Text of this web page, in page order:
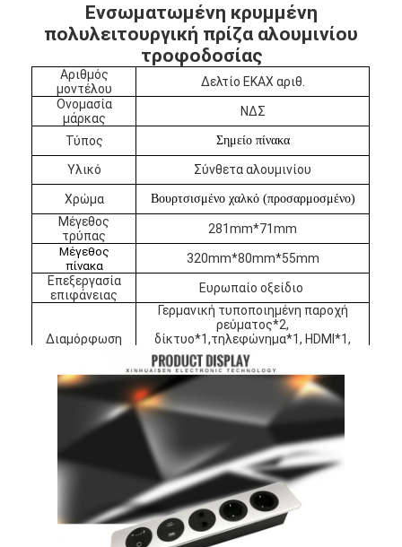
Αρχική Σελίδα
Προϊόντα
Σχετικά με εμάς
Γύρος εργοστασίων
Ποιοτικός έλεγχος
Ενσωματωμένη κρυμμένη
πολυλειτουργική πρίζα αλουμινίου
τροφοδοσίας
Αριθμός
μοντέλου
Δελτίο ΕΚΑΧ αριθ.
Ονομασία
μάρκας
ΝΔΣ
Τύπος Σημείο πίνακα
Υλικό Σύνθετα αλουμινίου
Χρώμα Βουρτσισμένο χαλκό (προσαρμοσμένο)
Μέγεθος
τρύπας
281mm*71mm
Μέγεθος
πίνακα
320mm*80mm*55mm
Επεξεργασία
επιφάνειας
Ευρωπαίο οξείδιο
Διαμόρφωση
Γερμανική τυποποιημένη παροχή
ρεύματος*2,
δίκτυο*1,τηλεφώνημα*1, HDMI*1,
USB*1, VGA*1, 3.5
AUDIO*1(προσαρμοσμένο)